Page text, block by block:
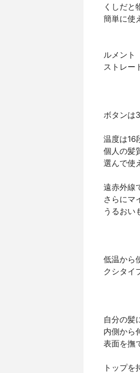
くしだと
簡単に使
ルメント
ストレー
ボタンは
温度は16
個人の髪
選んで使
遠赤外線
さらにマ
うるおい
低温から
クシタイ
自分の髪
内側から
表面を撫
トップ